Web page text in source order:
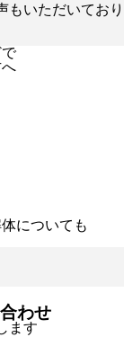
もいただいており
についても
わせ
ます